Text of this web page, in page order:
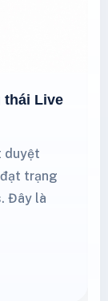
thái Live
duyệt
trạng
Đây là